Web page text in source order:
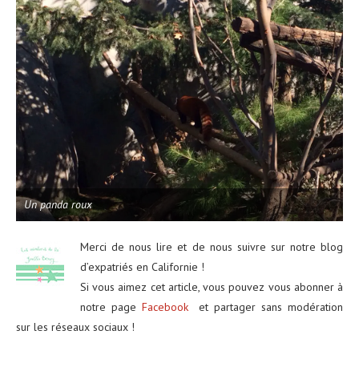
Un panda roux
Merci de nous lire et de nous suivre sur notre blog
d’expatriés en Californie !
Si vous aimez cet article, vous pouvez vous abonner à
notre page Facebook
et partager sans modération
sur les réseaux sociaux !